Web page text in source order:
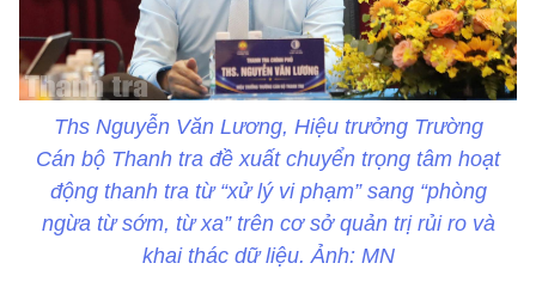
Ths Nguyễn Văn Lương, Hiệu trưởng Trường
Cán bộ Thanh tra đề xuất chuyển trọng tâm hoạt
động thanh tra từ “xử lý vi phạm” sang “phòng
ngừa từ sớm, từ xa” trên cơ sở quản trị rủi ro và
khai thác dữ liệu. Ảnh: MN